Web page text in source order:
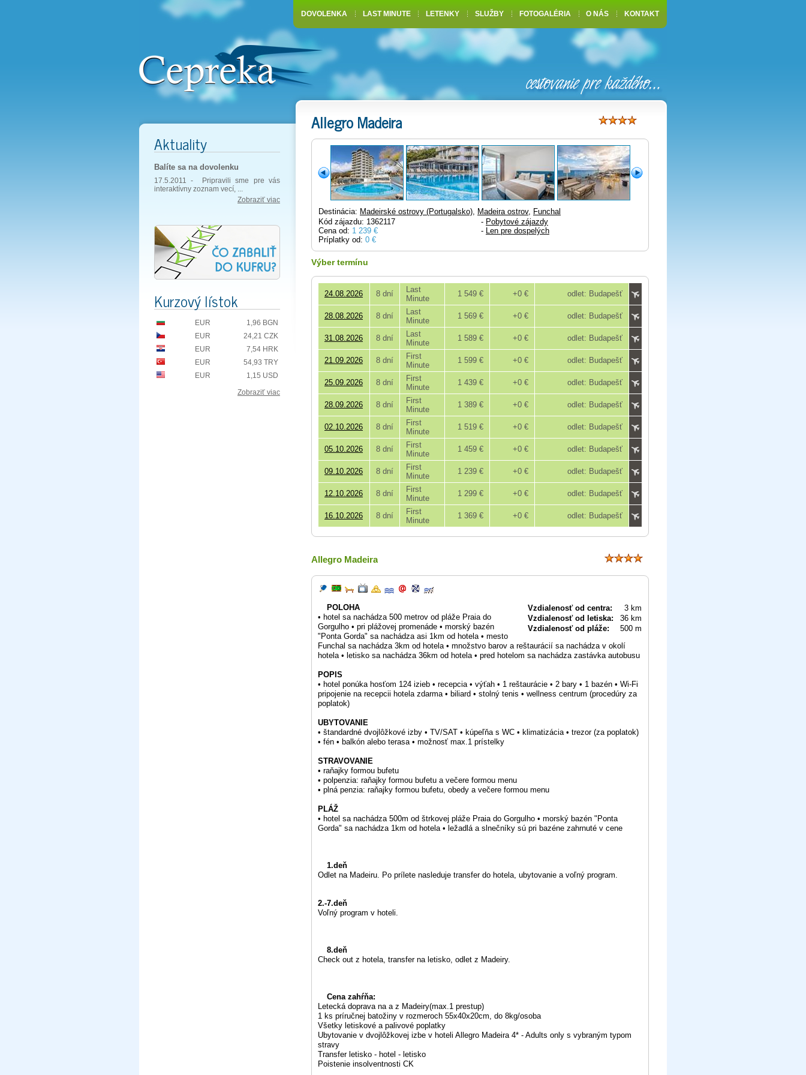
Allegro Madeira
Destinácia: Madeirské ostrovy (Portugalsko), Madeira ostrov, Funchal
Kód zájazdu: 1362117
Cena od: 1 239 €
Príplatky od: 0 €
- Pobytové zájazdy
- Len pre dospelých
Výber termínu
24.08.2026 8 dní
Last
Minute
1 549 € +0 € odlet: Budapešť
28.08.2026 8 dní
Last
Minute
1 569 € +0 € odlet: Budapešť
31.08.2026 8 dní
Last
Minute
1 589 € +0 € odlet: Budapešť
21.09.2026 8 dní
First
Minute
1 599 € +0 € odlet: Budapešť
25.09.2026 8 dní
First
Minute
1 439 € +0 € odlet: Budapešť
28.09.2026 8 dní
First
Minute
1 389 € +0 € odlet: Budapešť
02.10.2026 8 dní
First
Minute
1 519 € +0 € odlet: Budapešť
05.10.2026 8 dní
First
Minute
1 459 € +0 € odlet: Budapešť
09.10.2026 8 dní
First
Minute
1 239 € +0 € odlet: Budapešť
12.10.2026 8 dní
First
Minute
1 299 € +0 € odlet: Budapešť
16.10.2026 8 dní
First
Minute
1 369 € +0 € odlet: Budapešť
Allegro Madeira
Vzdialenosť od centra:
3 km
Vzdialenosť od letiska:
36 km
Vzdialenosť od pláže:
500 m
POLOHA
• hotel sa nachádza 500 metrov od pláže Praia do
Gorgulho • pri plážovej promenáde • morský bazén
"Ponta Gorda" sa nachádza asi 1km od hotela • mesto
Funchal sa nachádza 3km od hotela • množstvo barov a reštaurácií sa nachádza v okolí
hotela • letisko sa nachádza 36km od hotela • pred hotelom sa nachádza zastávka autobusu
POPIS
• hotel ponúka hosťom 124 izieb • recepcia • výťah • 1 reštaurácie • 2 bary • 1 bazén • Wi-Fi
pripojenie na recepcii hotela zdarma • biliard • stolný tenis • wellness centrum (procedúry za
poplatok)
UBYTOVANIE
• štandardné dvojlôžkové izby • TV/SAT • kúpeľňa s WC • klimatizácia • trezor (za poplatok)
• fén • balkón alebo terasa • možnosť max.1 prístelky
STRAVOVANIE
• raňajky formou bufetu
• polpenzia: raňajky formou bufetu a večere formou menu
• plná penzia: raňajky formou bufetu, obedy a večere formou menu
PLÁŽ
• hotel sa nachádza 500m od štrkovej pláže Praia do Gorgulho • morský bazén "Ponta
Gorda" sa nachádza 1km od hotela • ležadlá a slnečníky sú pri bazéne zahrnuté v cene
1.deň
Odlet na Madeiru. Po prílete nasleduje transfer do hotela, ubytovanie a voľný program.
2.-7.deň
Voľný program v hoteli.
8.deň
Check out z hotela, transfer na letisko, odlet z Madeiry.
Cena zahŕňa:
Letecká doprava na a z Madeiry(max.1 prestup)
1 ks príručnej batožiny v rozmeroch 55x40x20cm, do 8kg/osoba
Všetky letiskové a palivové poplatky
Ubytovanie v dvojlôžkovej izbe v hoteli Allegro Madeira 4* - Adults only s vybraným typom
stravy
Transfer letisko - hotel - letisko
Poistenie insolventnosti CK
Aktuality
Balíte sa na dovolenku
17.5.2011 - Pripravili sme pre vás
interaktívny zoznam vecí, ...
Zobraziť viac
Kurzový lístok
EUR
1,96 BGN
EUR
24,21 CZK
EUR
7,54 HRK
EUR
54,93 TRY
EUR
1,15 USD
Zobraziť viac
DOVOLENKA LAST MINUTE LETENKY SLUŽBY FOTOGALÉRIA O NÁS KONTAKT